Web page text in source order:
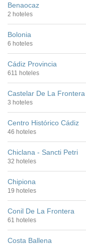
Benaocaz
2 hoteles
Bolonia
6 hoteles
Cádiz Provincia
611 hoteles
Castelar De La Frontera
3 hoteles
Centro Histórico Cádiz
46 hoteles
Chiclana - Sancti Petri
32 hoteles
Chipiona
19 hoteles
Conil De La Frontera
61 hoteles
Costa Ballena